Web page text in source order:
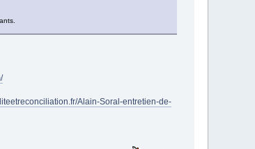
Alain-Soral-entretien-de-